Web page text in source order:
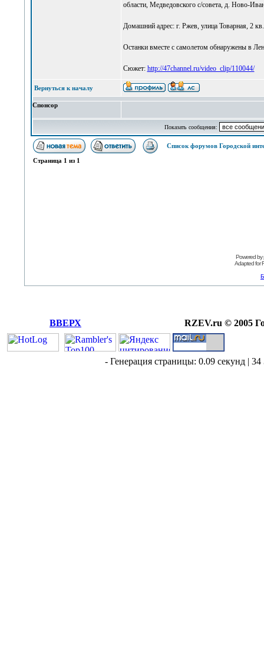
области, Медведовского с/совета, д. Ново-
Домашний адрес: г. Ржев, улица Товарная, 2
Останки вместе с самолетом обнаружены в
Сюжет: http://47channel.ru/video_clip/110044/
Вернуться к началу
Спонсор
Показать сообщения:
Список форумов Городской
Страница 1 из 1
Powered by
Adapted for
ВВЕРХ RZEV.ru © 2005
- Генерация страницы: 0.09 секунд |